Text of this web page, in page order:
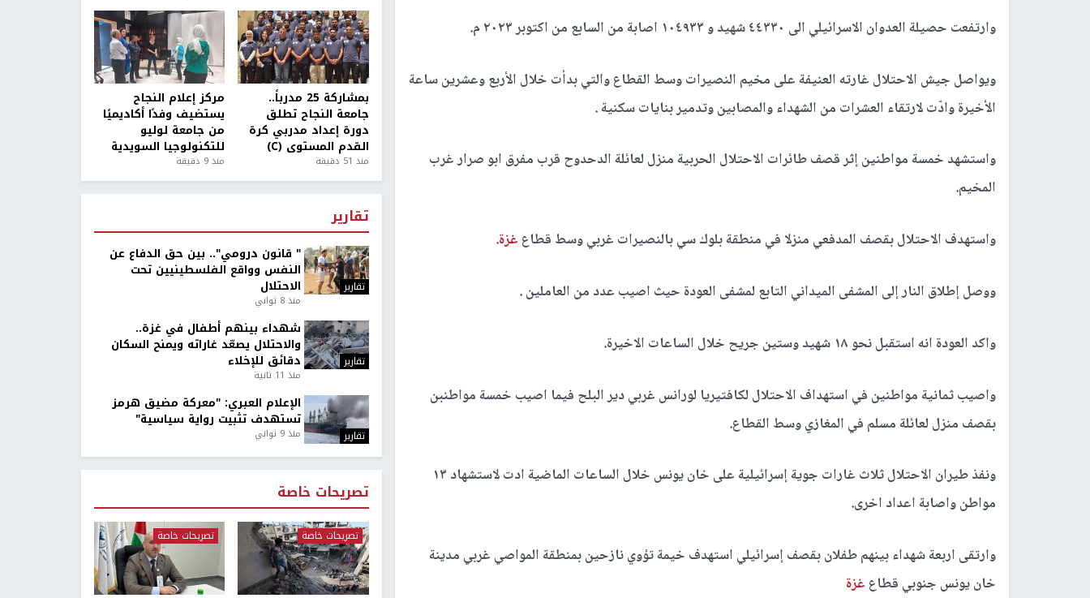
وارتفعت حصيلة العدوان الاسرائيلي الى ٤٤٣٣٠ شهيد و ١٠٤٩٣٣ اصابة من السابع من اكتوبر ٢٠٢٣ م.
ويواصل جيش الاحتلال غارته العنيفة على مخيم النصيرات وسط القطاع والتي بدأت خلال الأربع وعشرين ساعة
الأخيرة وادّت لارتقاء العشرات من الشهداء والمصابين وتدمير بنايات سكنية .
واستشهد خمسة مواطنين إثر قصف طائرات الاحتلال الحربية منزل لعائلة الدحدوح قرب مفرق ابو صرار غرب
المخيم.
واستهدف الاحتلال بقصف المدفعي منزلا في منطقة بلوك سي بالنصيرات غربي وسط قطاع غزة.
ووصل إطلاق النار إلى المشفى الميداني التابع لمشفى العودة حيث اصيب عدد من العاملين .
واكد العودة انه استقبل نحو ١٨ شهيد وستين جريح خلال الساعات الاخيرة.
واصيب ثمانية مواطنين في استهداف الاحتلال لكافتيريا لورانس غربي دير البلح فيما اصيب خمسة مواطنبن
بقصف منزل لعائلة مسلم في المغازي وسط القطاع.
ونفذ طيران الاحتلال ثلاث غارات جوية إسرائيلية على خان يونس خلال الساعات الماضية ادت لاستشهاد ١٣
مواطن واصابة اعداد اخرى.
وارتقى اربعة شهداء بينهم طفلان بقصف إسرائيلي استهدف خيمة تؤوي نازحين بمنطقة المواصي غربي مدينة
خان يونس جنوبي قطاع غزة
بمشاركة 25 مدرباً..
جامعة النجاح تطلق
دورة إعداد مدربي كرة
القدم المستوى (C)
منذ 51 دقيقة
مركز إعلام النجاح
يستضيف وفدًا أكاديميًا
من جامعة لوليو
للتكنولوجيا السويدية
منذ 9 دقيقة
تقارير
تقارير
" قانون درومي".. بين حق الدفاع عن
النفس وواقع الفلسطينيين تحت
الاحتلال
منذ 8 ثواني
تقارير
شهداء بينهم أطفال في غزة..
والاحتلال يصعّد غاراته ويمنح السكان
دقائق للإخلاء
منذ 11 ثانية
تقارير
الإعلام العبري: "معركة مضيق هرمز
تستهدف تثبيت رواية سياسية"
منذ 9 ثواني
تصريحات خاصة
تصريحات خاصة تصريحات خاصة